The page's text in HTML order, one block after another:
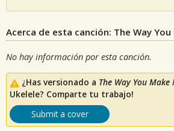
Acerca de esta canción: The Way You
No hay información por esta canción.
¿Has versionado a The Way You Make
Ukelele? Comparte tu trabajo!
Submit a cover